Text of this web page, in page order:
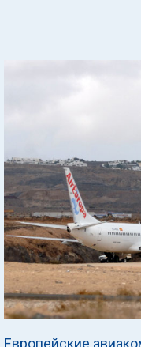
Европейские